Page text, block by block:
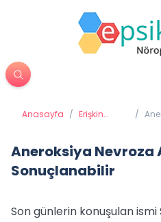
Anasayfa / Erişkin
/
Aneroksiya Nevroza
Sonuçlanabilir
Son günlerin konuşulan ismi